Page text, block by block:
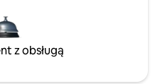
z obsługą